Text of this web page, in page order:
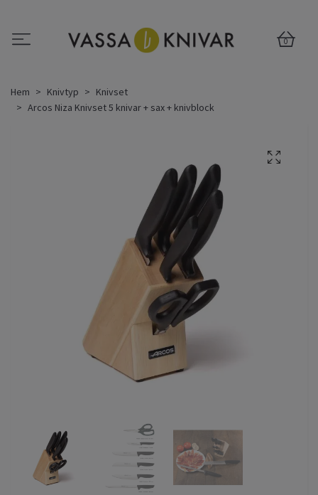
0
Hem Knivtyp
Knivset
Arcos Niza Knivset 5 knivar + sax + knivblock